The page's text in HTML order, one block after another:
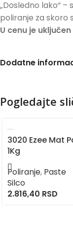
„Dosledno lako“ –
poliranje za skoro
U cenu je uključen
Dodatne
Pogledajte
3020 Ezee Mat
1Kg
Poliranje, Paste
Silco
2.816,40 RSD